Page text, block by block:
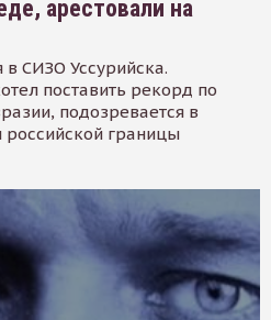
арестовали на
в СИЗО Уссурийска.
поставить рекорд по
подозревается в
российской границы